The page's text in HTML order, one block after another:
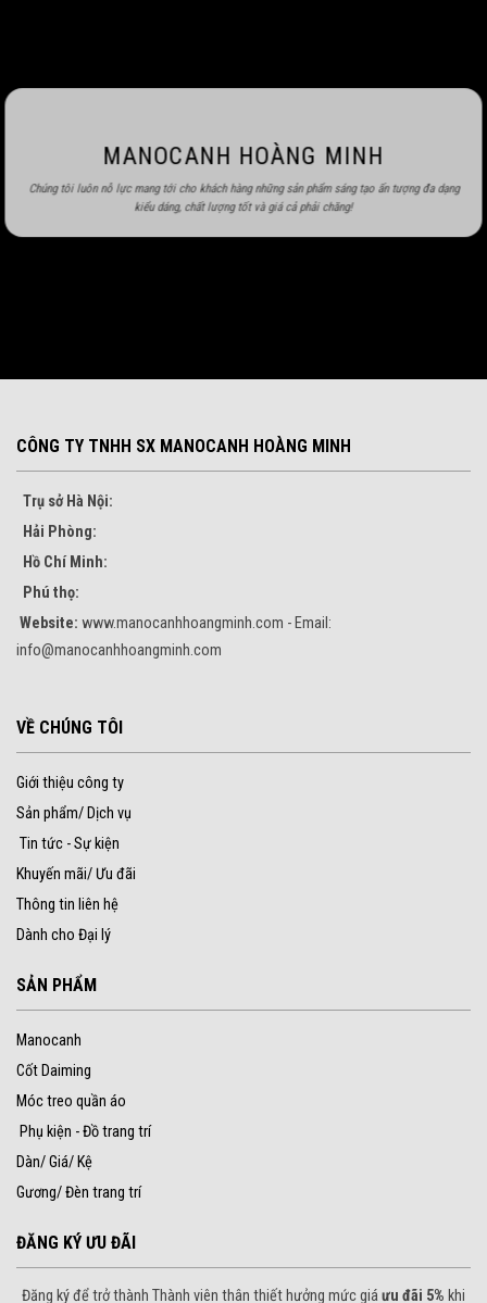
MANOCANH HOÀNG MINH
Chúng tôi luôn nỗ lực mang tới cho khách hàng những sản phẩm sáng tạo ấn tượng đa dạng
kiểu dáng, chất lượng tốt và giá cả phải chăng!
CÔNG TY TNHH SX MANOCANH HOÀNG MINH
Trụ sở Hà Nội:
Hải Phòng:
Hồ Chí Minh:
Phú thọ:
Website: www.manocanhhoangminh.com - Email:
info@manocanhhoangminh.com
VỀ CHÚNG TÔI
Giới thiệu công ty
Sản phẩm/ Dịch vụ
Tin tức - Sự kiện
Khuyến mãi/ Ưu đãi
Thông tin liên hệ
Dành cho Đại lý
SẢN PHẨM
Manocanh
Cốt Daiming
Móc treo quần áo
Phụ kiện - Đồ trang trí
Dàn/ Giá/ Kệ
Gương/ Đèn trang trí
ĐĂNG KÝ ƯU ĐÃI
Đăng ký để trở thành Thành viên thân thiết hưởng mức giáưu đãi 5% khi